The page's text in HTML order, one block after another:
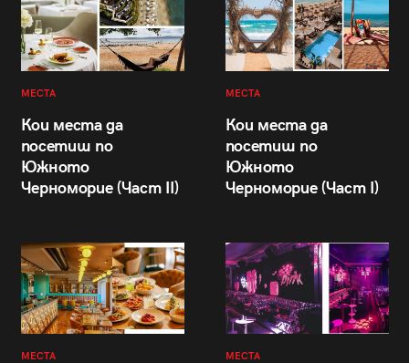
МЕСТА
Кои места да
посетиш по
Южното
Черноморие (Част II)
МЕСТА
Кои места да
посетиш по
Южното
Черноморие (Част I)
МЕСТА МЕСТА